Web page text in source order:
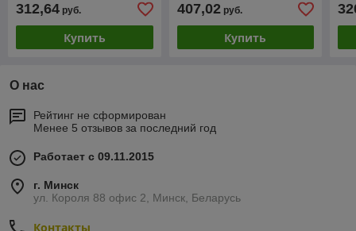
312,64 руб.
Купить
407,02руб.
Купить
О нас
Рейтинг не сформирован
Менее 5 отзывов за последний год
Работает с 09.11.2015
г. Минск
ул. Короля 88 офис 2, Минск, Беларусь
Контакты